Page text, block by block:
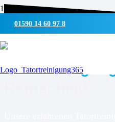
01590 14 60 97 8
UMWELTSCHONENDE
Tatortreinigung